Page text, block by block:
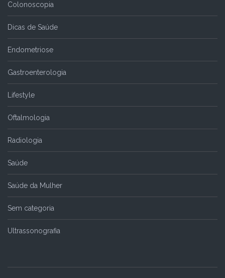
Colonoscopia
Dicas de Saúde
Endometriose
Gastroenterologia
Lifestyle
Oftalmologia
Radiologia
Saúde
Saúde da Mulher
Sem categoria
Ultrassonografia